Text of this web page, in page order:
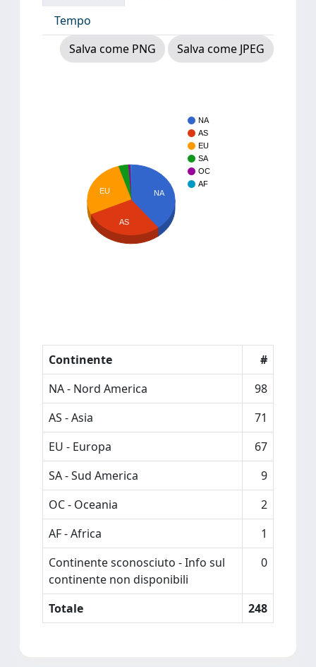
Tempo
Salva come PNG
Salva come JPEG
NA
AS
EU
SA
OC
AF
NA
EU
AS
Continente
#
NA - Nord America
98
AS - Asia
71
EU - Europa
67
SA - Sud America
9
OC - Oceania
2
AF - Africa
1
Continente sconosciuto - Info sul
continente non disponibili
0
Totale 248